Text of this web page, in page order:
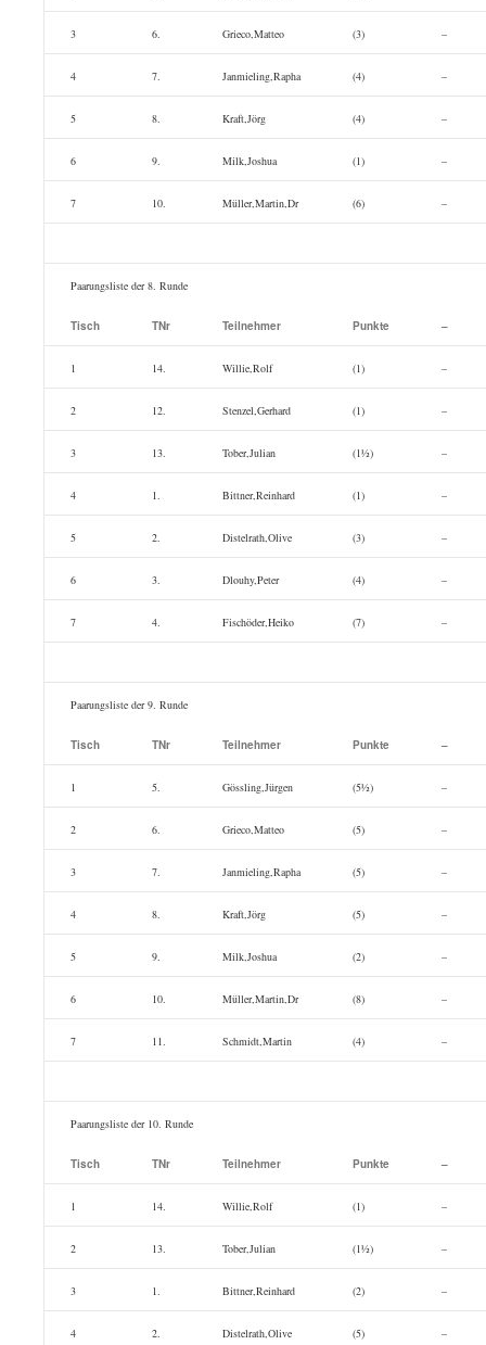
3 6. Grieco,Matteo (3) –
4 7. Janmieling,Rapha (4) –
5 8. Kraft,Jörg (4) –
6 9. Milk,Joshua (1) –
7 10. Müller,Martin,Dr (6) –
Paarungsliste der 8. Runde
Tisch TNr Teilnehmer Punkte –
1 14. Willie,Rolf (1) –
2 12. Stenzel,Gerhard (1) –
3 13. Tober,Julian (1½) –
4 1. Bittner,Reinhard (1) –
5 2. Distelrath,Olive (3) –
6 3. Dlouhy,Peter (4) –
7 4. Fischöder,Heiko (7) –
Paarungsliste der 9. Runde
Tisch TNr Teilnehmer Punkte –
1 5. Gössling,Jürgen (5½) –
2 6. Grieco,Matteo (5) –
3 7. Janmieling,Rapha (5) –
4 8. Kraft,Jörg (5) –
5 9. Milk,Joshua (2) –
6 10. Müller,Martin,Dr (8) –
7 11. Schmidt,Martin (4) –
Paarungsliste der 10. Runde
Tisch TNr Teilnehmer Punkte –
1 14. Willie,Rolf (1) –
2 13. Tober,Julian (1½) –
3 1. Bittner,Reinhard (2) –
4 2. Distelrath,Olive (5) –